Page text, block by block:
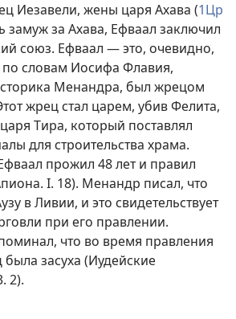
Иезавели, жены царя Ахава (1Цр
замуж за Ахава, Ефваал заключил
союз. Ефваал — это, очевидно,
словам Иосифа Флавия,
Менандра, был жрецом
жрец стал царем, убив Фелита,
Тира, который поставлял
для строительства храма.
прожил 48 лет и правил
I. 18). Менандр писал, что
в Ливии, и это свидетельствует
при его правлении.
что во время правления
засуха (Иудейские
2).